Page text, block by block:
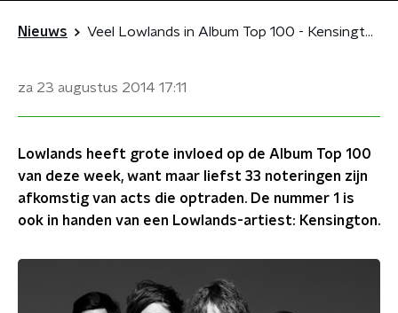
Nieuws Veel Lowlands in Album Top 100 - Kensington blijft #1
za 23 augustus 2014 17:11
Lowlands heeft grote invloed op de Album Top 100
van deze week, want maar liefst 33 noteringen zijn
afkomstig van acts die optraden. De nummer 1 is
ook in handen van een Lowlands-artiest: Kensington.